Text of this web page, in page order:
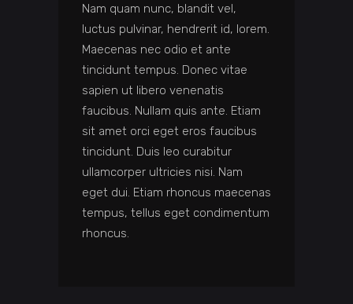
Nam quam nunc, blandit vel,
luctus pulvinar, hendrerit id, lorem.
Maecenas nec odio et ante
tincidunt tempus. Donec vitae
sapien ut libero venenatis
faucibus. Nullam quis ante. Etiam
sit amet orci eget eros faucibus
tincidunt. Duis leo curabitur
ullamcorper ultricies nisi. Nam
eget dui. Etiam rhoncus maecenas
tempus, tellus eget condimentum
rhoncus.